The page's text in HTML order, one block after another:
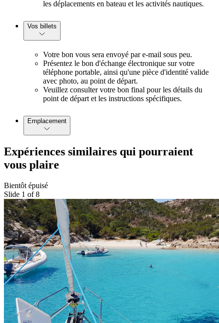
les déplacements en bateau et les activités nautiques.
Vos billets
Votre bon vous sera envoyé par e-mail sous peu.
Présentez le bon d'échange électronique sur votre
téléphone portable, ainsi qu'une pièce d'identité valide
avec photo, au point de départ.
Veuillez consulter votre bon final pour les détails du
point de départ et les instructions spécifiques.
Emplacement
Expériences similaires qui pourraient
vous plaire
Bientôt épuisé
Slide 1 of 8